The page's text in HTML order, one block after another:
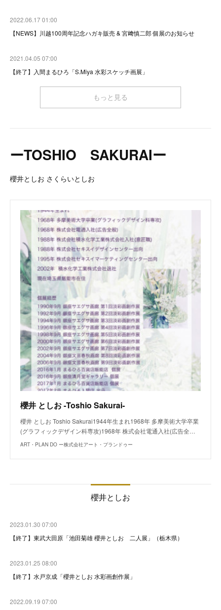
2022.06.17 01:00
【NEWS】川越100周年記念ハガキ販売 & 宮﨑慎二郎 個展のお知らせ
2021.04.05 07:00
【終了】入間まるひろ「S.Miya 水彩スケッチ画展」
もっと見る
ーTOSHIO SAKURAIー
櫻井としお さくらいとしお
櫻井 としお -Toshio Sakurai-
櫻井 としお Toshio Sakurai1944年生まれ1968年 多摩美術大学卒業
(グラフィックデザイン科専攻)1968年 株式会社電通入社(広告全…
ART・PLAN DO ー株式会社アート・プランドゥー
櫻井としお
2023.01.30 07:00
【終了】東武大田原「池田菊雄 櫻井としお 二人展」（栃木県）
2023.01.25 08:00
【終了】水戸京成「櫻井としお 水彩画創作展」
2022.09.19 07:00